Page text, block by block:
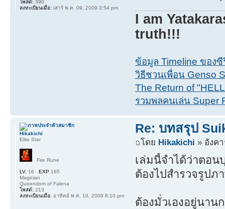
I am
truth!!!
ข้อมูล Timeline ของ
วิธีชวนเพื่อน Genso
The Return of
รวมพลคนเล่น Super
โพสต์: 390
ลงทะเบียนเมื่อ: เสาร์ พ.ค. 09, 2009 3:54 pm
Re: บทสรุป
โดย Hikakichi » อังค
เล่มนี้จำได้ว่าตอ
ต้องไปสำรวจรูปภ
ต้องมั่วเองอยู่นาน
Hikakichi
Elite Star
Fire Rune
LV. 16 EXP 165
Magician
Queendom of Falena
โพสต์: 213
ลงทะเบียนเมื่อ: อาทิตย์ พ.ค. 10, 2009 8:10 pm